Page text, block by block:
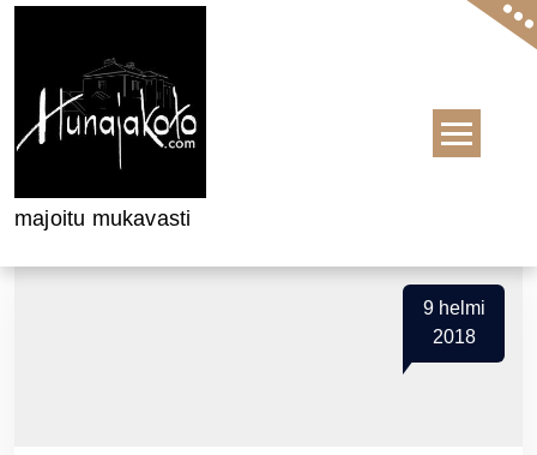
majoitu mukavasti
9helmi
2018